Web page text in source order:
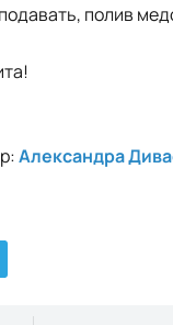
полив
Александра